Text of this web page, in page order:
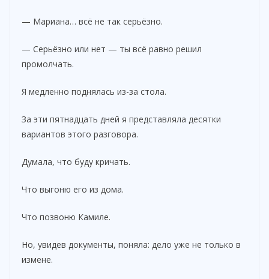
— Мариана… всё не так серьёзно.
— Серьёзно или нет — ты всё равно решил
промолчать.
Я медленно поднялась из-за стола.
За эти пятнадцать дней я представляла десятки
вариантов этого разговора.
Думала, что буду кричать.
Что выгоню его из дома.
Что позвоню Камиле.
Но, увидев документы, поняла: дело уже не только в
измене.